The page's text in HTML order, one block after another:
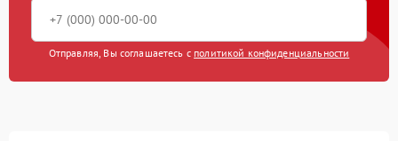
Отправляя, Вы соглашаетесь с политикой конфиденциальности